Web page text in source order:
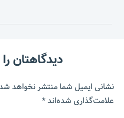
دیدگاهتان
نشانی ایمیل شما منتشر نخواهد
علامت‌گذاری شده‌اند*